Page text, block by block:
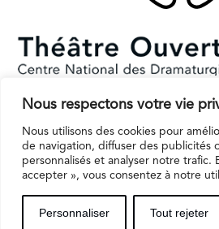
Nous respectons votre vie
Nous utilisons des cookies pour
de navigation, diffuser des publicités
personnalisés et analyser notre trafic.
accepter », vous consentez à notre
Personnaliser Tout rejeter
Subventionné par le Ministère de la
Il reçoit le soutien de la région Ile-de-
Espaces professionnels Contact